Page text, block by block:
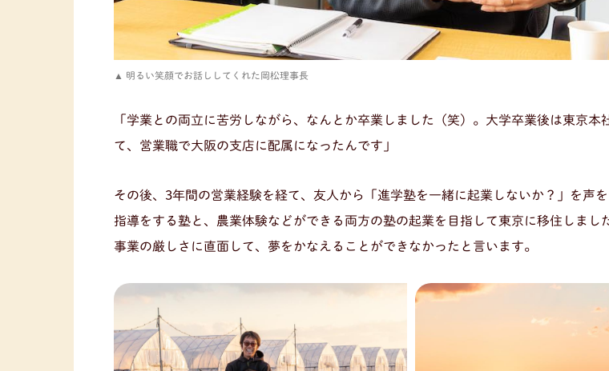
明るい笑顔でお話ししてくれた岡松理事長
「学業との両立に苦労しながら、なんとか卒業しました（笑）。大学卒業後は東京本
て、営業職で大阪の支店に配属になったんです」
その後、3年間の営業経験を経て、友人から「進学塾を一緒に起業しないか？」を声
指導をする塾と、農業体験などができる両方の塾の起業を目指して東京に移住しまし
事業の厳しさに直面して、夢をかなえることができなかったと言います。